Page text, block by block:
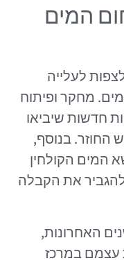
המים
לעלייה
מחקר ופיתוח
חדשות שיביאו
החוזר. בנוסף,
המים הקולחין
את הקבלה
האחרונות,
עצמם במרכז